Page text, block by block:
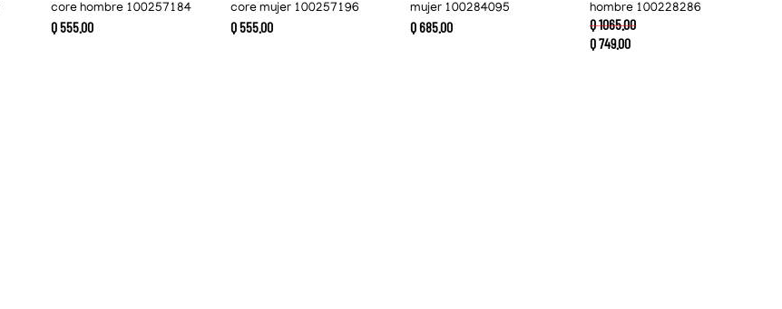
core hombre 100257184
Q55500
core mujer 100257196
Q55500
mujer 100284095
Q68500
hombre 100228286
Q1065.00
Q749.00